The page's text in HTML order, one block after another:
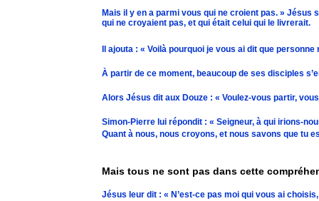
Mais il y en a parmi vous qui ne croient pas. »
qui ne croyaient pas, et qui était celui qui le livrerait.
Il ajouta : « Voilà pourquoi je vous ai dit que
À partir de ce moment, beaucoup de ses disciples
Alors Jésus dit aux Douze : « Voulez-vous partir,
Simon-Pierre lui répondit : « Seigneur, à qui irions-
Quant à nous, nous croyons, et nous savons que tu
Mais tous ne sont pas dans cette
Jésus leur dit : « N’est-ce pas moi qui vous ai